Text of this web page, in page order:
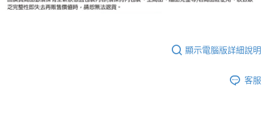
顯示電腦版詳細說明
客服